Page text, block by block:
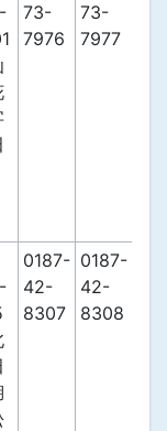
73-
7976
73-
7977
0187-
42-
8307
0187-
42-
8308